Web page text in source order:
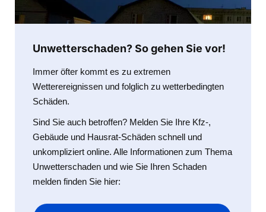
Unwetterschaden? So gehen Sie vor!
Immer öfter kommt es zu extremen
Wetterereignissen und folglich zu wetterbedingten
Schäden.
Sind Sie auch betroffen? Melden Sie Ihre Kfz-,
Gebäude und Hausrat-Schäden schnell und
unkompliziert online. Alle Informationen zum Thema
Unwetterschaden und wie Sie Ihren Schaden
melden finden Sie hier: